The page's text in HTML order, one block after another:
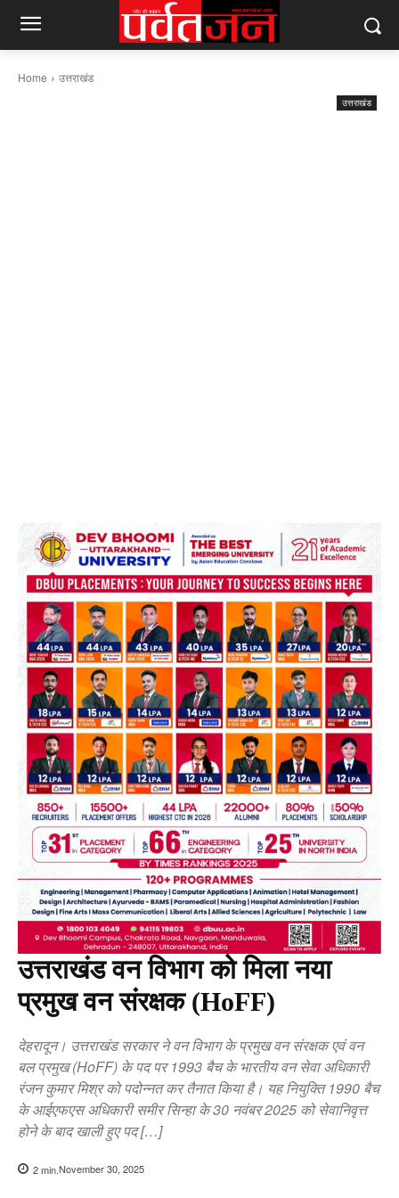
Home उत्तराखंड
उत्तराखंड
उत्तराखंड वन विभाग को मिला नया
प्रमुख वन संरक्षक (HoFF)
देहरादून। उत्तराखंड सरकार ने वन विभाग के प्रमुख वन संरक्षक एवं वन
बल प्रमुख (HoFF) के पद पर 1993 बैच के भारतीय वन सेवा अधिकारी
रंजन कुमार मिश्र को पदोन्नत कर तैनात किया है। यह नियुक्ति 1990 बैच
के आईएफएस अधिकारी समीर सिन्हा के 30 नवंबर 2025 को सेवानिवृत्त
होने के बाद खाली हुए पद […]
2min.November 30, 2025